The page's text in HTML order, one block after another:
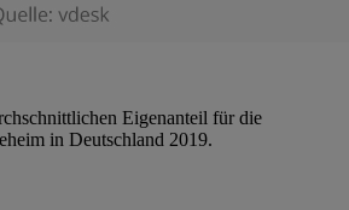
Eigenanteil für die
in Deutschland 2019.